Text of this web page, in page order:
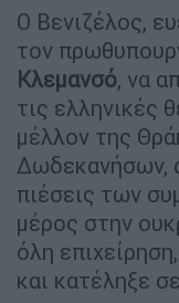
Ο Βενιζέλος,
τον
Κλεμανσό, να
τις ελληνικές
μέλλον της
Δωδεκανήσων,
πιέσεις των
μέρος στην
όλη
και κατέληξε